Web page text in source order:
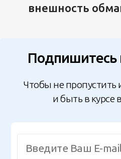
внешность
Подпишитесь
Чтобы не
и быть в курсе